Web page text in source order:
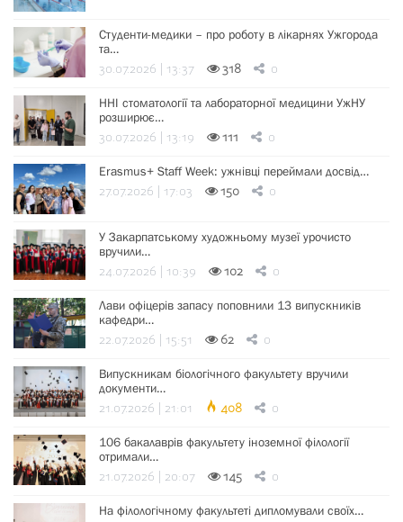
Студенти-медики – про роботу в лікарнях Ужгорода
та…
30.07.2026 | 13:37 318 0
ННІ стоматології та лабораторної медицини УжНУ
розширює…
30.07.2026 | 13:19 111 0
Erasmus+ Staff Week: ужнівці переймали досвід…
27.07.2026 | 17:03 150 0
У Закарпатському художньому музеї урочисто
вручили…
24.07.2026 | 10:39 102 0
Лави офіцерів запасу поповнили 13 випускників
кафедри…
22.07.2026 | 15:51 62 0
Випускникам біологічного факультету вручили
документи…
21.07.2026 | 21:01 408 0
106 бакалаврів факультету іноземної філології
отримали…
21.07.2026 | 20:07 145 0
На філологічному факультеті дипломували своїх…